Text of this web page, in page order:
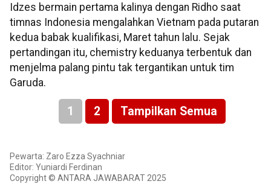
Idzes bermain pertama kalinya dengan Ridho saat
timnas Indonesia mengalahkan Vietnam pada putaran
kedua babak kualifikasi, Maret tahun lalu. Sejak
pertandingan itu, chemistry keduanya terbentuk dan
menjelma palang pintu tak tergantikan untuk tim
Garuda.
1 2 Tampilkan Semua
Pewarta: Zaro Ezza Syachniar
Editor: Yuniardi Ferdinan
Copyright © ANTARA JAWABARAT 2025